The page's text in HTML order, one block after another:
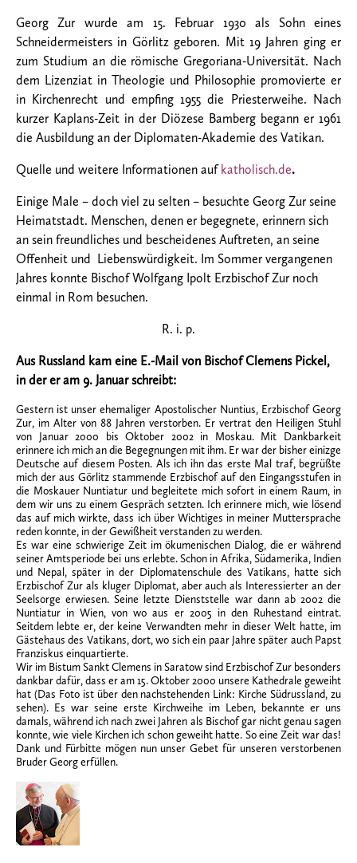
Georg Zur wurde am 15. Februar 1930 als Sohn eines
Schneidermeisters in Görlitz geboren. Mit 19 Jahren ging er
zum Studium an die römische Gregoriana-Universität. Nach
dem Lizenziat in Theologie und Philosophie promovierte er
in Kirchenrecht und empfing 1955 die Priesterweihe. Nach
kurzer Kaplans-Zeit in der Diözese Bamberg begann er 1961
die Ausbildung an der Diplomaten-Akademie des Vatikan.
Quelle und weitere Informationen auf katholisch.de.
Einige Male – doch viel zu selten – besuchte Georg Zur seine
Heimatstadt. Menschen, denen er begegnete, erinnern sich
an sein freundliches und bescheidenes Auftreten, an seine
Offenheit und Liebenswürdigkeit. Im Sommer vergangenen
Jahres konnte Bischof Wolfgang Ipolt Erzbischof Zur noch
einmal in Rom besuchen.
R. i. p.
Aus Russland kam eine E.-Mail von Bischof Clemens Pickel,
in der er am 9. Januar schreibt:
Gestern ist unser ehemaliger Apostolischer Nuntius, Erzbischof Georg
Zur, im Alter von 88 Jahren verstorben. Er vertrat den Heiligen Stuhl
von Januar 2000 bis Oktober 2002 in Moskau. Mit Dankbarkeit
erinnere ich mich an die Begegnungen mit ihm. Er war der bisher einizge
Deutsche auf diesem Posten. Als ich ihn das erste Mal traf, begrüßte
mich der aus Görlitz stammende Erzbischof auf den Eingangsstufen in
die Moskauer Nuntiatur und begleitete mich sofort in einem Raum, in
dem wir uns zu einem Gespräch setzten. Ich erinnere mich, wie lösend
das auf mich wirkte, dass ich über Wichtiges in meiner Muttersprache
reden konnte, in der Gewißheit verstanden zu werden.
Es war eine schwierige Zeit im ökumenischen Dialog, die er während
seiner Amtsperiode bei uns erlebte. Schon in Afrika, Südamerika, Indien
und Nepal, später in der Diplomatenschule des Vatikans, hatte sich
Erzbischof Zur als kluger Diplomat, aber auch als Interessierter an der
Seelsorge erwiesen. Seine letzte Dienststelle war dann ab 2002 die
Nuntiatur in Wien, von wo aus er 2005 in den Ruhestand eintrat.
Seitdem lebte er, der keine Verwandten mehr in dieser Welt hatte, im
Gästehaus des Vatikans, dort, wo sich ein paar Jahre später auch Papst
Franziskus einquartierte.
Wir im Bistum Sankt Clemens in Saratow sind Erzbischof Zur besonders
dankbar dafür, dass er am 15. Oktober 2000 unsere Kathedrale geweiht
hat (Das Foto ist über den nachstehenden Link: Kirche Südrussland, zu
sehen). Es war seine erste Kirchweihe im Leben, bekannte er uns
damals, während ich nach zwei Jahren als Bischof gar nicht genau sagen
konnte, wie viele Kirchen ich schon geweiht hatte. So eine Zeit war das!
Dank und Fürbitte mögen nun unser Gebet für unseren verstorbenen
Bruder Georg erfüllen.